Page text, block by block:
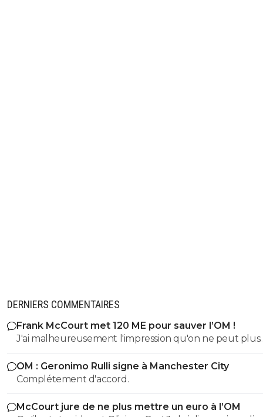
DERNIERS COMMENTAIRES
Frank McCourt met 120 ME pour sauver l’OM !
J'ai malheureusement l'impression qu'on ne peut plus
aujourd'hui espérer mieux que ça. Pour moi il n'y a pas mille
possibilités. Soit on est racheté par quelqu'un (quelque
chose) qui a énormément de pognon et qui est
faire comme pour Paris: injecter beaucoup d'argent
rapidement pour monter un groupe qui s'assure au
OM : Geronimo Rulli signe à Manchester City
Complétement d'accord.
McCourt jure de ne plus mettre un euro à l’OM